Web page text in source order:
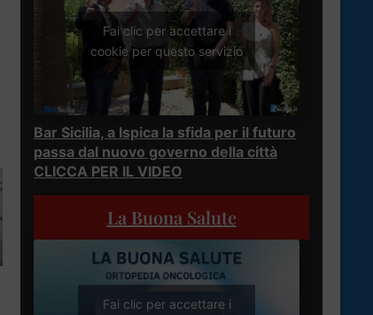
Fai clic per accettare i
cookie per questo servizio
Bar Sicilia, a Ispica la sfida per il futuro
passa dal nuovo governo della città
CLICCA PER IL VIDEO
La Buona Salute
Fai clic per accettare i